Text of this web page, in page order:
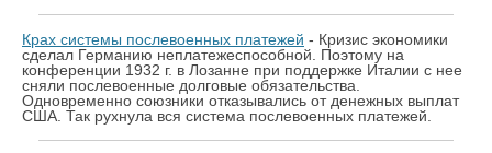
Крах системы послевоенных платежей - Кризис экономики
сделал Германию неплатежеспособной. Поэтому на
конференции 1932 г. в Лозанне при поддержке Италии с нее
сняли послевоенные долговые обязательства.
Одновременно союзники отказывались от денежных выплат
США. Так рухнула вся система послевоенных платежей.